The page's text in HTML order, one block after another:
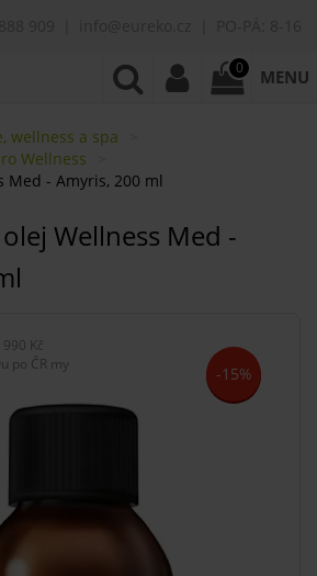
0 MENU
wellness a spa
Wellness
Med - Amyris, 200 ml
Wellness Med -
990 Kč
po ČR my
-15%